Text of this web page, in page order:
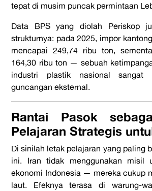
tepat di musim puncak permintaan
Data BPS yang diolah Periskop
strukturnya: pada 2025, impor
mencapai 249,74 ribu ton,
164,30 ribu ton — sebuah
industri plastik nasional sangat
guncangan eksternal.
Rantai Pasok
Pelajaran Strategis
Di sinilah letak pelajaran yang paling
ini. Iran tidak menggunakan misil
ekonomi Indonesia — mereka cukup
laut. Efeknya terasa di warung-